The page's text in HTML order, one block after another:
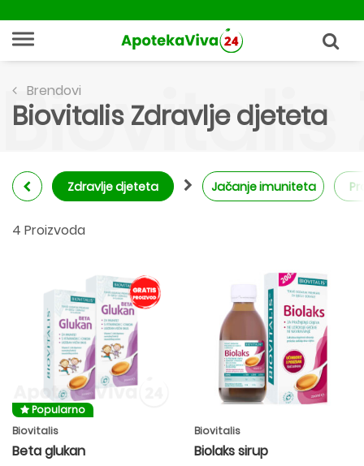
Brendovi
Biovitalis Zdravlje djeteta
Zdravlje djeteta Jačanje imuniteta
4 Proizvoda
Popularno
Biovitalis
Beta glukan
Biovitalis
Biolaks sirup